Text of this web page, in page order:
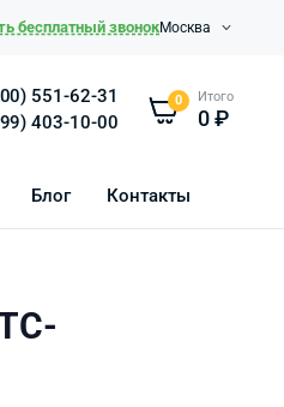
бесплатный звонокМосква
551-62-31
403-10-00
0 Итого
0₽
Блог Контакты